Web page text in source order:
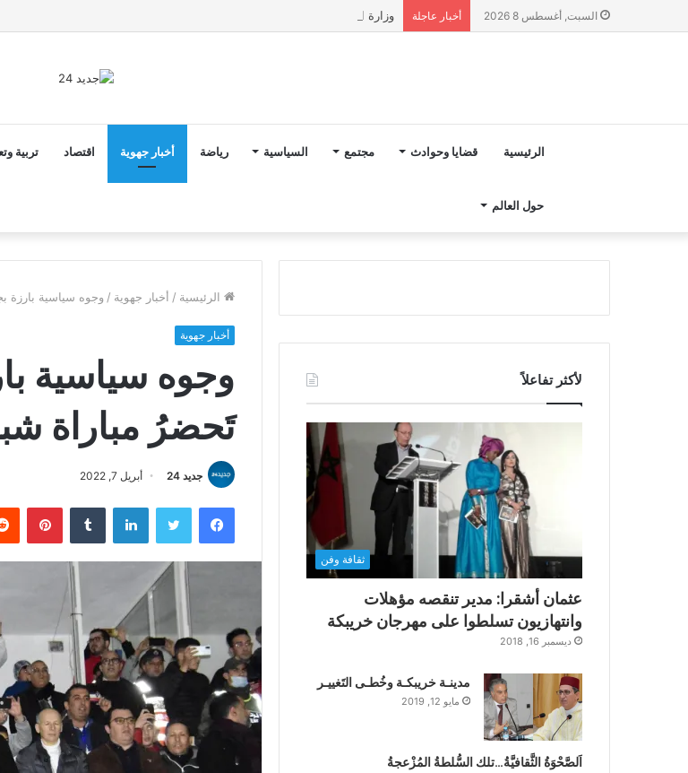
السبت, أغسطس 8 2026 أخبار عاجلة وزارة التربية الوطنية تؤكد انطلاق الدخول المدرسي 2026-2027 في موعده الرسمي
الرئيسية قضايا وحوادث مجتمع السياسية رياضة أخبار جهوية اقتصاد تربية
حول العالم
الرئيسية / أخبار جهوية / وجوه سياسية بارزة
أخبار جهوية
وجوه سياسية
تَحضرُ مباراة
جديد 24 أبريل 7, 2022
فيسبوك تويتر لينكدإن
لأكثر تفاعلاً
ثقافة وفن
عثمان أشقرا: مدير تنقصه مؤهلات
وانتهازيون تسلطوا على مهرجان خريبكة
ديسمبر 16, 2018
مدينـة خريبكـة وخُطـى التَغييـر
مايو 12, 2019
اَلصَّحْوَةُ الثَّقافيَّةُ…تلك السُّلطةُ المُزْعجةُ